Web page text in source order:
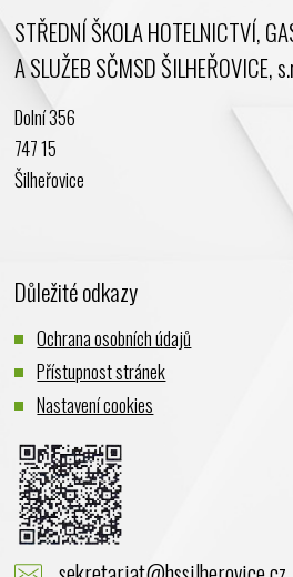
STŘEDNÍ ŠKOLA HOTELNICTVÍ,
A SLUŽEB SČMSD ŠILHEŘOVICE,
Dolní 356
747 15
Šilheřovice
Důležité odkazy
Ochrana osobních údajů
Přístupnost stránek
Nastavení cookies